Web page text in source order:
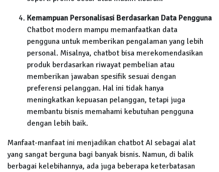
Kemampuan Personalisasi Berdasarkan Data Pengguna
Chatbot modern mampu memanfaatkan data
pengguna untuk memberikan pengalaman yang lebih
personal. Misalnya, chatbot bisa merekomendasikan
produk berdasarkan riwayat pembelian atau
memberikan jawaban spesifik sesuai dengan
preferensi pelanggan. Hal ini tidak hanya
meningkatkan kepuasan pelanggan, tetapi juga
membantu bisnis memahami kebutuhan pengguna
dengan lebih baik.
Manfaat-manfaat ini menjadikan chatbot AI sebagai alat
yang sangat berguna bagi banyak bisnis. Namun, di balik
berbagai kelebihannya, ada juga beberapa keterbatasan